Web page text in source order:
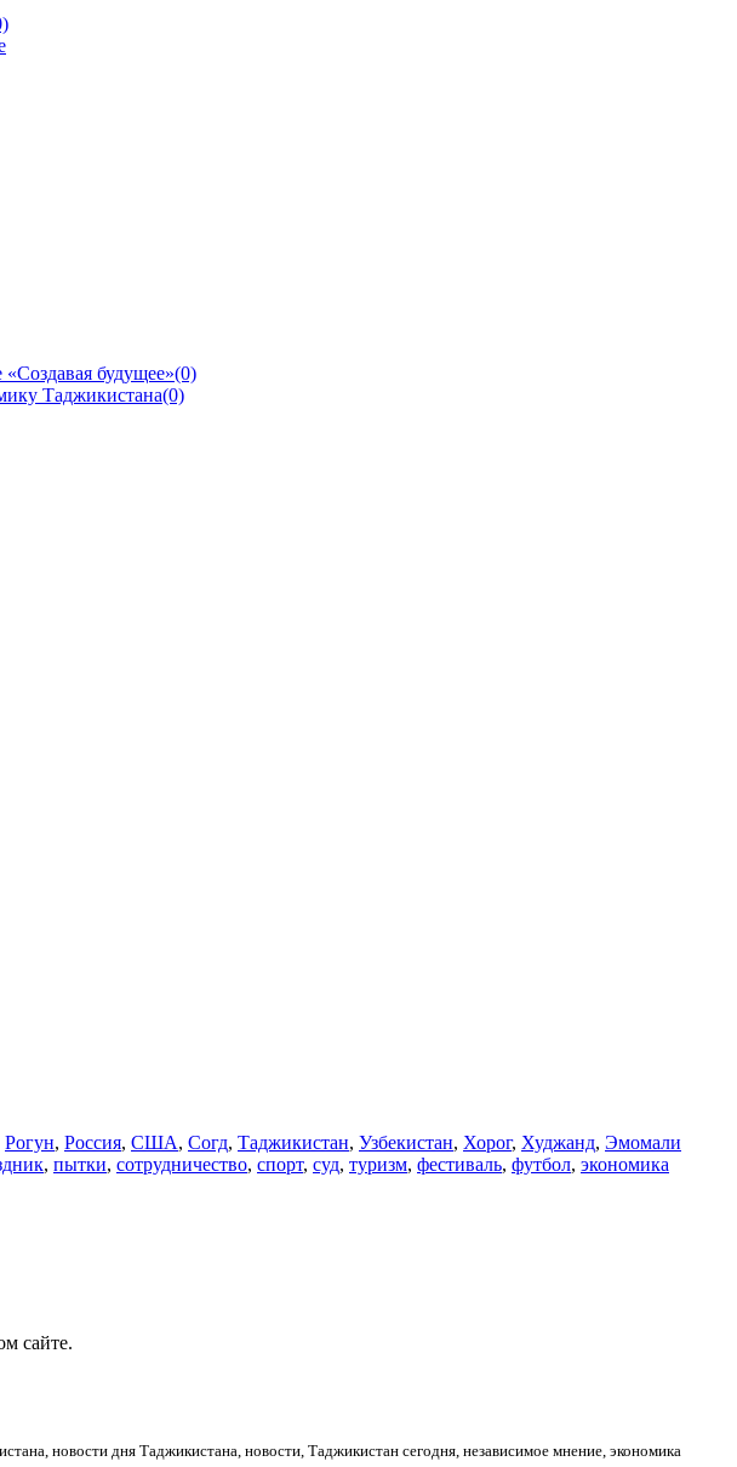
будущее»(0)
Таджикистана(0)
Рогун, Россия, США, Согд, Таджикистан, Узбекистан, Хорог, Худжанд, Эмомали
, пытки, сотрудничество, спорт, суд, туризм, фестиваль, футбол, экономика
сайте.
новости дня Таджикистана, новости, Таджикистан сегодня, независимое мнение, экономика